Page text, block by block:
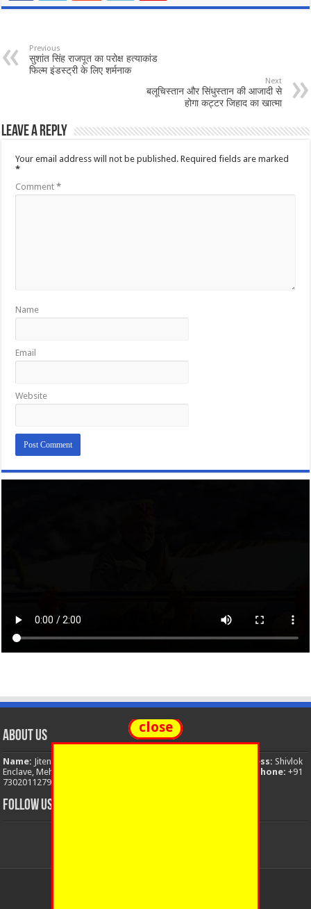
Previous
सुशांत सिंह राजपूत का परोक्ष हत्याकांड
फिल्म इंडस्ट्री के लिए शर्मनाक
Next
बलूचिस्तान और सिंधुस्तान की आजादी से
होगा कट्टर जिहाद का खात्मा
Leave a Reply
Your email address will not be published. Required fields are marked
*
Comment*
Name
Email
Website
About Us
Name: Jitendra Singh Address: Shivlok
Enclave, Mehuwala Mafi, Dehradun, Uttarakhand, 248001, India
Phone: +91
7302011279
FOLLOW US
close